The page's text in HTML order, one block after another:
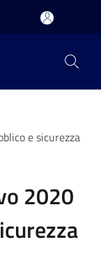
e sicurezza
2020